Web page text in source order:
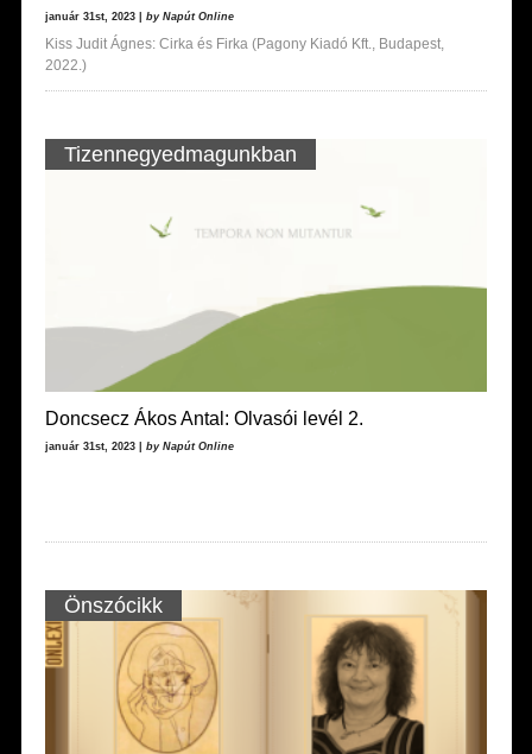
január 31st, 2023 | by Napút Online
Kiss Judit Ágnes: Cirka és Firka (Pagony Kiadó Kft., Budapest,
2022.)
Tizennegyedmagunkban
Doncsecz Ákos Antal: Olvasói levél 2.
január 31st, 2023 | by Napút Online
Önszócikk